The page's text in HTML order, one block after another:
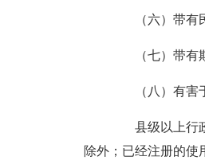
（六）带有民
（七）带有欺
（八）有害于
县级以上行政
除外；已经注册的使